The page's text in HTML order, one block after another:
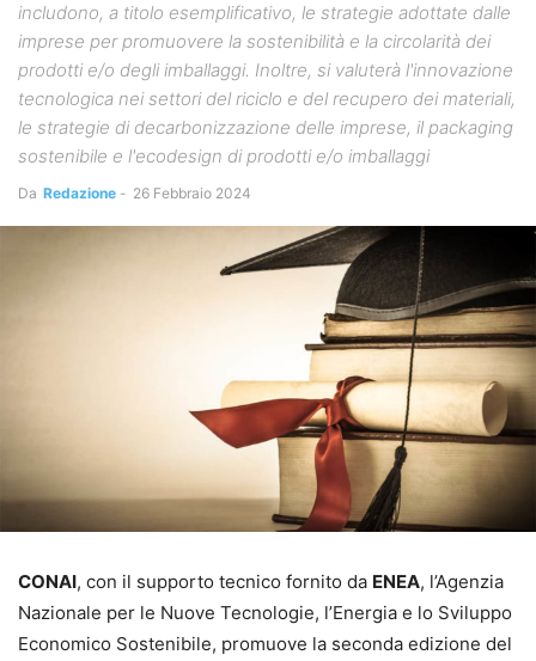
includono, a titolo esemplificativo, le strategie adottate dalle
imprese per promuovere la sostenibilità e la circolarità dei
prodotti e/o degli imballaggi. Inoltre, si valuterà l'innovazione
tecnologica nei settori del riciclo e del recupero dei materiali,
le strategie di decarbonizzazione delle imprese, il packaging
sostenibile e l'ecodesign di prodotti e/o imballaggi
Da Redazione - 26 Febbraio 2024
CONAI, con il supporto tecnico fornito da ENEA, l’Agenzia
Nazionale per le Nuove Tecnologie, l’Energia e lo Sviluppo
Economico Sostenibile, promuove la seconda edizione del